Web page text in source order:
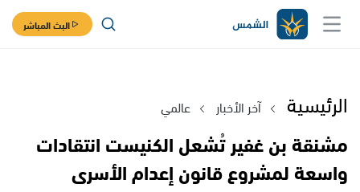
البث المباشر
الرئيسية آخر الأخبار عالمي
مشنقة بن غفير تُشعل الكنيست انتقادات
واسعة لمشروع قانون إعدام الأسرى